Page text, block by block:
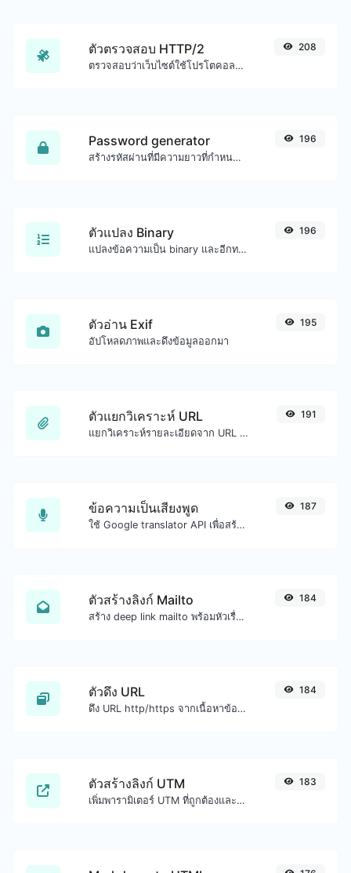
ตัวตรวจสอบ HTTP/2
ตรวจสอบว่าเว็บไซต์ใช้โปรโตคอล HTTP/2 ใหม่หรือไม่
208
Password generator
สร้างรหัสผ่านที่มีความยาวที่กำหนดเองและการตั้งค่าที่กำหนดเอง
196
ตัวแปลง Binary
แปลงข้อความเป็น binary และอีกทางหนึ่งสำหรับอินพุตสตริงใดๆ
196
ตัวอ่าน Exif
อัปโหลดภาพและดึงข้อมูลออกมา
195
ตัวแยกวิเคราะห์ URL
แยกวิเคราะห์รายละเอียดจาก URL ใดๆ
191
ข้อความเป็นเสียงพูด
ใช้ Google translator API เพื่อสร้างเสียงข้อความเป็นเสียงพูด
187
ตัวสร้างลิงก์ Mailto
สร้าง deep link mailto พร้อมหัวเรื่อง เนื้อหา สำเนาถึง สำเนาลับ และรับโค้ด HTML ด้วย
184
ตัวดึง URL
ดึง URL http/https จากเนื้อหาข้อความทุกชนิด
184
ตัวสร้างลิงก์ UTM
เพิ่มพารามิเตอร์ UTM ที่ถูกต้องและสร้างลิงก์ที่ติดตาม UTM ได้อย่างง่ายดาย
183